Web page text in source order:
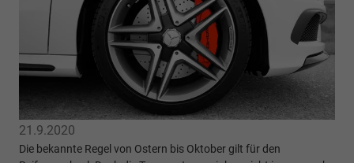
21.9.2020
Die bekannte Regel von Ostern bis Oktober gilt für den